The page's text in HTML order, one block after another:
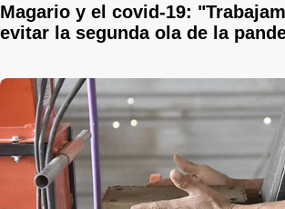
Magario y el covid-19:
evitar la segunda ola de la